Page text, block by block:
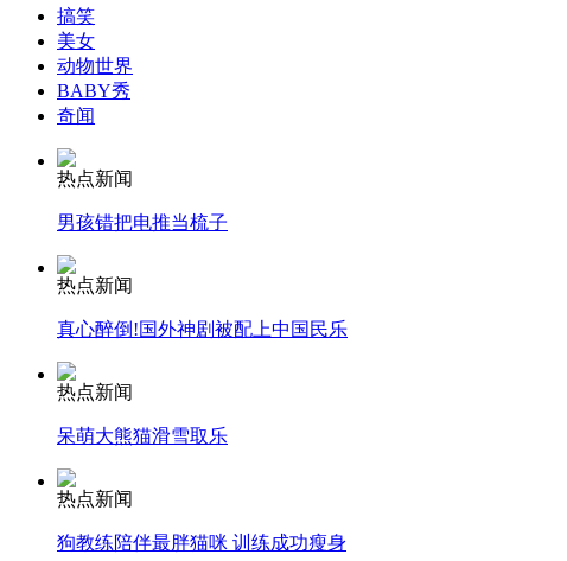
女孩北京地铁殴打老人 痛下狠手拳打脚踢
无痛分娩是否安全 医生回应
外交部：有关国家言论片面不公正
安徽一实载49人客车翻车
走！跟着总书记去植树
搞笑
美女
动物世界
BABY秀
奇闻
热点新闻
男孩错把电推当梳子
热点新闻
真心醉倒!国外神剧被配上中国民乐
热点新闻
呆萌大熊猫滑雪取乐
热点新闻
狗教练陪伴最胖猫咪 训练成功瘦身